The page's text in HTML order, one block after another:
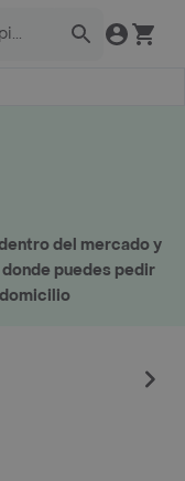
del mercado y
puedes pedir